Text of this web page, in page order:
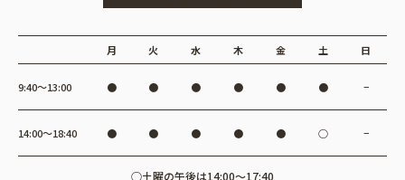
月 火 水 木 金 土 日
9:40〜13:00 ● ● ● ● ● ● −
14:00〜18:40 ● ● ● ● ● ○ −
○土曜の午後は14:00～17:40